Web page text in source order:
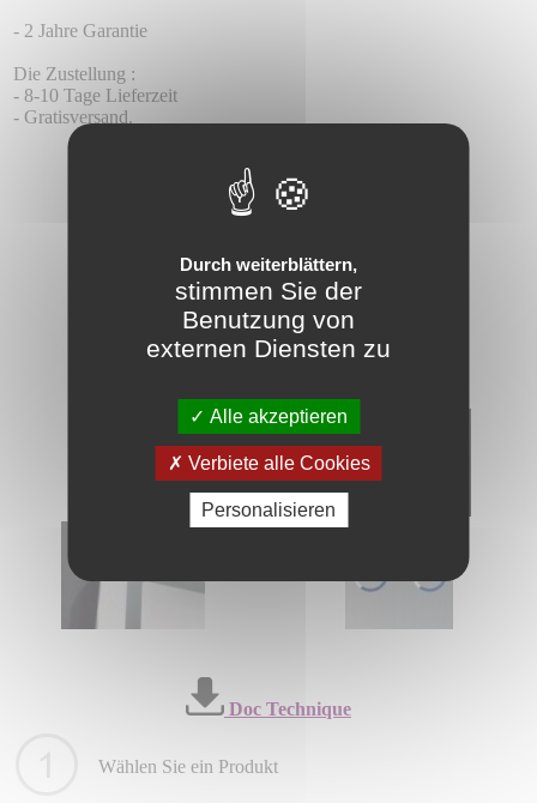
- 2 Jahre Garantie
Die Zustellung :
- 8-10 Tage Lieferzeit
- Gratisversand.
Doc Technique
Wählen Sie ein Produkt
Durch weiterblättern,
stimmen Sie der
Benutzung von
externen Diensten zu
Alle akzeptieren
Verbiete alle Cookies
Personalisieren